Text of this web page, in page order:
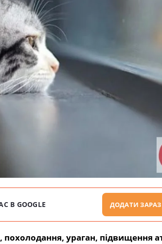
В GOOGLE ДОДАТИ ЗАРАЗ
ураган, підвищення